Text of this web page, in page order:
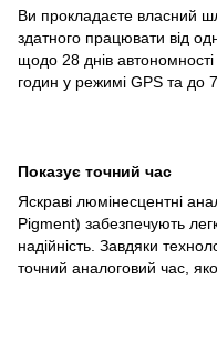
Ви прокладаєте власний
здатного працювати від
щодо 28 днів
годин у режимі GPS та до
Показує точний час
Яскраві люмінесцентні
Pigment) забезпечують
надійність. Завдяки
точний аналоговий час,